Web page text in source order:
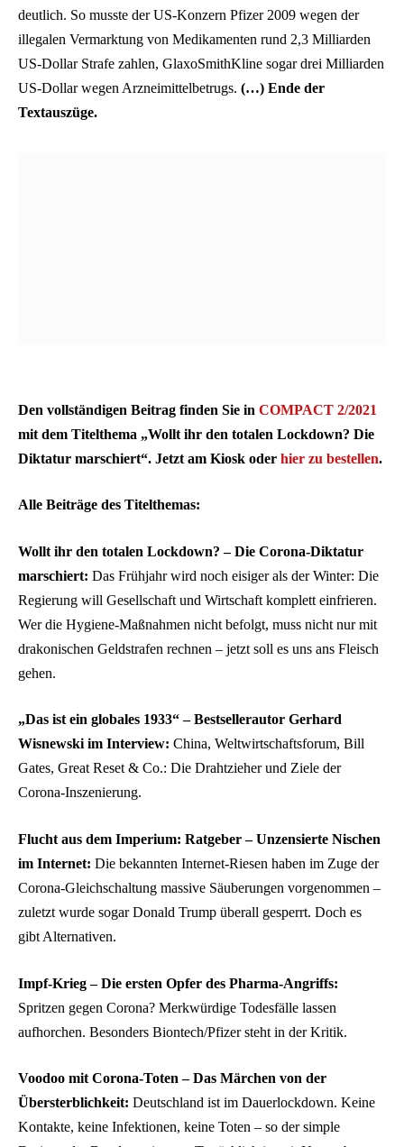
deutlich. So musste der US-Konzern Pfizer 2009 wegen der
illegalen Vermarktung von Medikamenten rund 2,3 Milliarden
US-Dollar Strafe zahlen, GlaxoSmithKline sogar drei Milliarden
US-Dollar wegen Arzneimittelbetrugs. (…) Ende der
Textauszüge.
Den vollständigen Beitrag finden Sie in COMPACT 2/2021
mit dem Titelthema „Wollt ihr den totalen Lockdown? Die
Diktatur marschiert“. Jetzt am Kiosk oder hier zu bestellen.
Alle Beiträge des Titelthemas:
Wollt ihr den totalen Lockdown? – Die Corona-Diktatur
marschiert: Das Frühjahr wird noch eisiger als der Winter: Die
Regierung will Gesellschaft und Wirtschaft komplett einfrieren.
Wer die Hygiene-Maßnahmen nicht befolgt, muss nicht nur mit
drakonischen Geldstrafen rechnen – jetzt soll es uns ans Fleisch
gehen.
„Das ist ein globales 1933“ – Bestsellerautor Gerhard
Wisnewski im Interview: China, Weltwirtschaftsforum, Bill
Gates, Great Reset & Co.: Die Drahtzieher und Ziele der
Corona-Inszenierung.
Flucht aus dem Imperium: Ratgeber – Unzensierte Nischen
im Internet: Die bekannten Internet-Riesen haben im Zuge der
Corona-Gleichschaltung massive Säuberungen vorgenommen –
zuletzt wurde sogar Donald Trump überall gesperrt. Doch es
gibt Alternativen.
Impf-Krieg – Die ersten Opfer des Pharma-Angriffs:
Spritzen gegen Corona? Merkwürdige Todesfälle lassen
aufhorchen. Besonders Biontech/Pfizer steht in der Kritik.
Voodoo mit Corona-Toten – Das Märchen von der
Übersterblichkeit: Deutschland ist im Dauerlockdown. Keine
Kontakte, keine Infektionen, keine Toten – so der simple